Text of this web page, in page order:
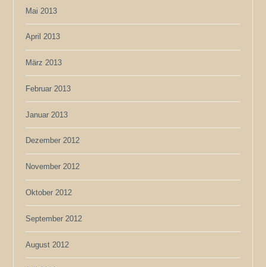
Mai 2013
April 2013
März 2013
Februar 2013
Januar 2013
Dezember 2012
November 2012
Oktober 2012
September 2012
August 2012